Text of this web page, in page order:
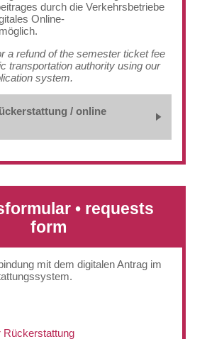
durch die Verkehrsbetriebe
Online-
a refund of the semester ticket fee
transportation authority using our
system.
/ online
• requests
form
mit dem digitalen Antrag im
Rückerstattung